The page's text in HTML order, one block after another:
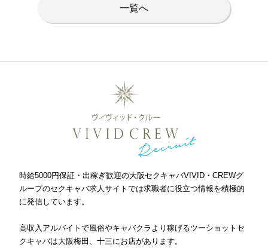
一覧へ
時給5000円保証・出稼ぎ歓迎の大阪セクキャバVIVID・CREWグ
ループのセクキャバ求人サイトでは求職者に役立つ情報を積極的
に発信しています。
高収入アルバイトで風俗やキャバクラより稼げるツーショットセ
クキャバは大阪梅田、十三にお店があります。